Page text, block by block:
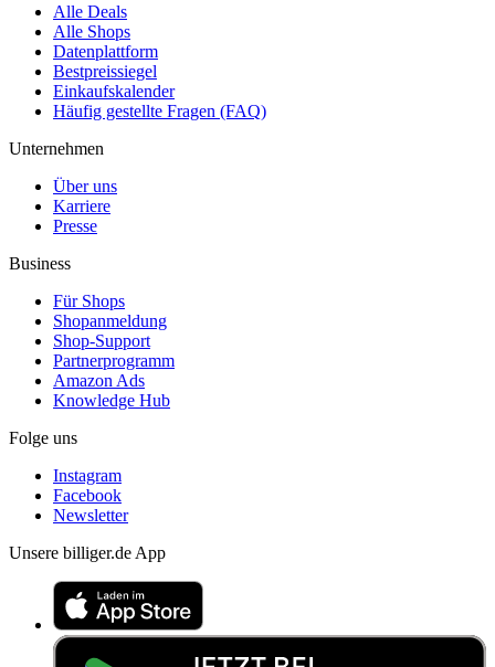
Alle Deals
Alle Shops
Datenplattform
Bestpreissiegel
Einkaufskalender
Häufig gestellte Fragen (FAQ)
Unternehmen
Über uns
Karriere
Presse
Business
Für Shops
Shopanmeldung
Shop-Support
Partnerprogramm
Amazon Ads
Knowledge Hub
Folge uns
Instagram
Facebook
Newsletter
Unsere billiger.de App